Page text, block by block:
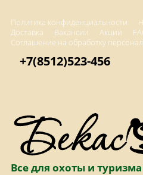
Политика конфиденциальности
Доставка
Вакансии Акции
Соглашение на обработку
+7(8512)523-456
Все для охоты и